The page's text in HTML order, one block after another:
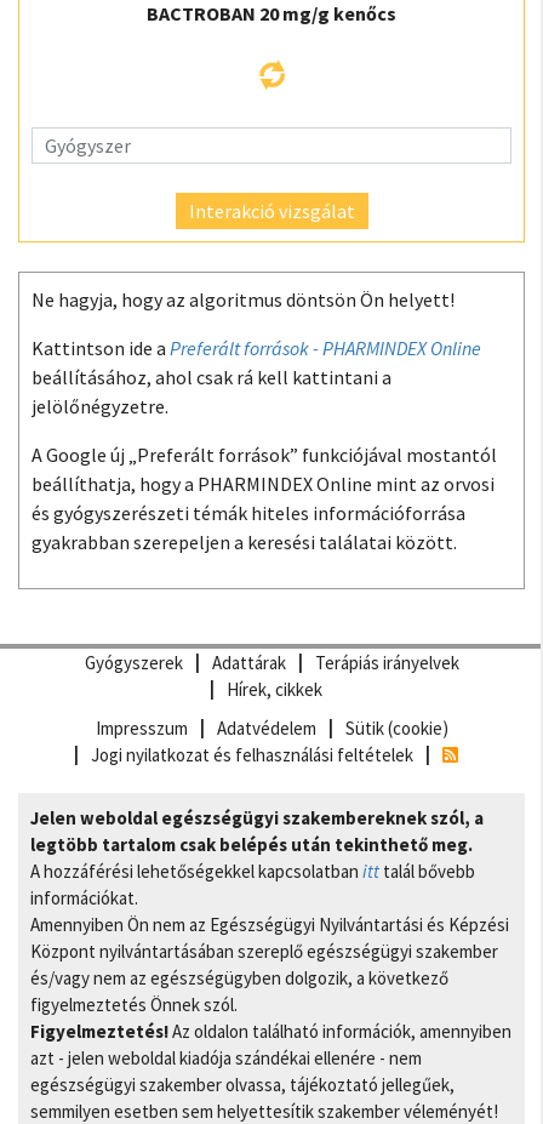
BACTROBAN 20 mg/g kenőcs
Interakció vizsgálat
Ne hagyja, hogy az algoritmus döntsön Ön helyett!
Kattintson ide a Preferált források - PHARMINDEX Online
beállításához, ahol csak rá kell kattintani a
jelölőnégyzetre.
A Google új „Preferált források” funkciójával mostantól
beállíthatja, hogy a PHARMINDEX Online mint az orvosi
és gyógyszerészeti témák hiteles információforrása
gyakrabban szerepeljen a keresési találatai között.
Gyógyszerek Adattárak
Terápiás irányelvek
Hírek, cikkek
Impresszum
Adatvédelem
Sütik (cookie)
Jogi nyilatkozat és felhasználási feltételek
Jelen weboldal egészségügyi szakembereknek szól, a
legtöbb tartalom csak belépés után tekinthető meg.
A hozzáférési lehetőségekkel kapcsolatban itt talál bővebb
információkat.
Amennyiben Ön nem az Egészségügyi Nyilvántartási és Képzési
Központ nyilvántartásában szereplő egészségügyi szakember
és/vagy nem az egészségügyben dolgozik, a következő
figyelmeztetés Önnek szól.
Figyelmeztetés!Az oldalon található információk, amennyiben
azt - jelen weboldal kiadója szándékai ellenére - nem
egészségügyi szakember olvassa, tájékoztató jellegűek,
semmilyen esetben sem helyettesítik szakember véleményét!